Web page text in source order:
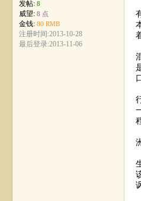
发帖: 8
威望: 8 点
金钱: 80 RMB
注册时间:2013-10-28
最后登录:2013-11-06